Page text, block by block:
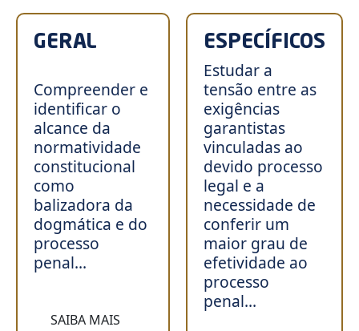
GERAL
Compreender e
identificar o
alcance da
normatividade
constitucional
como
balizadora da
dogmática e do
processo
penal...
SAIBA MAIS
ESPECÍFICOS
Estudar a
tensão entre as
exigências
garantistas
vinculadas ao
devido processo
legal e a
necessidade de
conferir um
maior grau de
efetividade ao
processo
penal...